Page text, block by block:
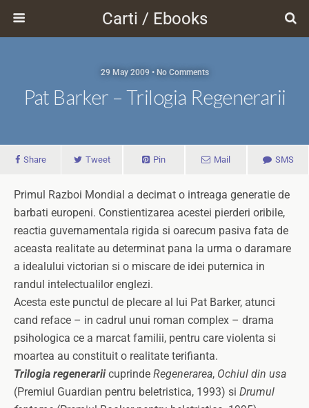
Carti / Ebooks
29 May 2009 • No Comments
Pat Barker – Trilogia Regenerarii
Share Tweet Pin Mail SMS
Primul Razboi Mondial a decimat o intreaga generatie de
barbati europeni. Constientizarea acestei pierderi oribile,
reactia guvernamentala rigida si oarecum pasiva fata de
aceasta realitate au determinat pana la urma o daramare
a idealului victorian si o miscare de idei puternica in
randul intelectualilor englezi.
Acesta este punctul de plecare al lui Pat Barker, atunci
cand reface – in cadrul unui roman complex – drama
psihologica ce a marcat familii, pentru care violenta si
moartea au constituit o realitate terifianta.
Trilogia regenerariicuprinde Regenerarea, Ochiul din usa
(Premiul Guardian pentru beletristica, 1993) si Drumul